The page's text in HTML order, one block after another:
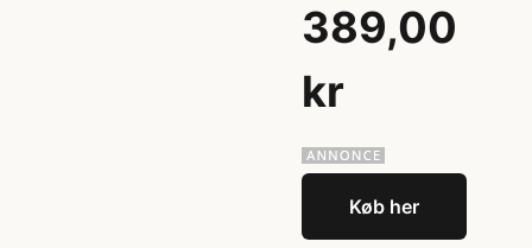
389,00
kr
Køb her